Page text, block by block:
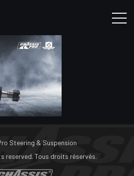
Steering & Suspension
reserved. Tous droits réservés.